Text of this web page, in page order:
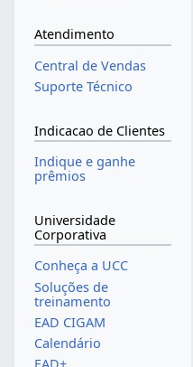
Atendimento
Central de Vendas
Suporte Técnico
Indicacao de Clientes
Indique e ganhe
prêmios
Universidade
Corporativa
Conheça a UCC
Soluções de
treinamento
EAD CIGAM
Calendário